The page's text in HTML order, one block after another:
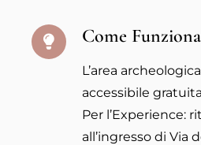
Come
L’area
accessibile
Per l’Experience:
all’ingresso di Via